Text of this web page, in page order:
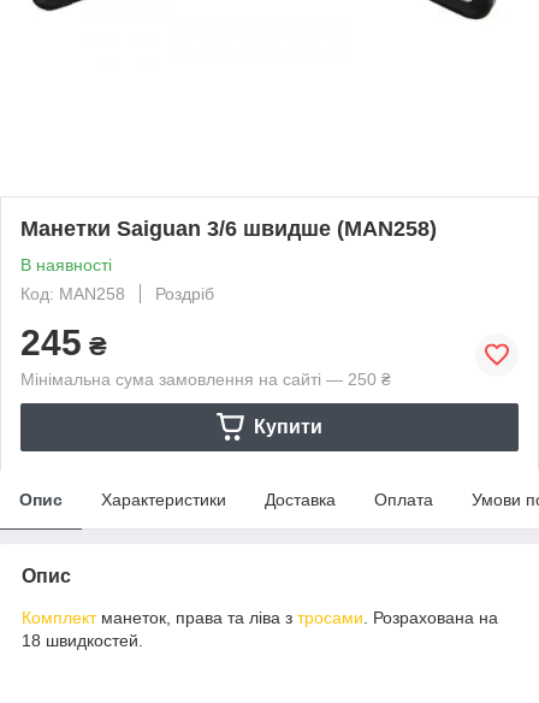
Манетки Saiguan 3/6 швидше (MAN258)
В наявності
Код: MAN258
Роздріб
245 ₴
Мінімальна сума замовлення на сайті — 250 ₴
Купити
Опис Характеристики Доставка Оплата Умови
Опис
Комплектманеток, права та ліва з тросами . Розрахована на
18 швидкостей.